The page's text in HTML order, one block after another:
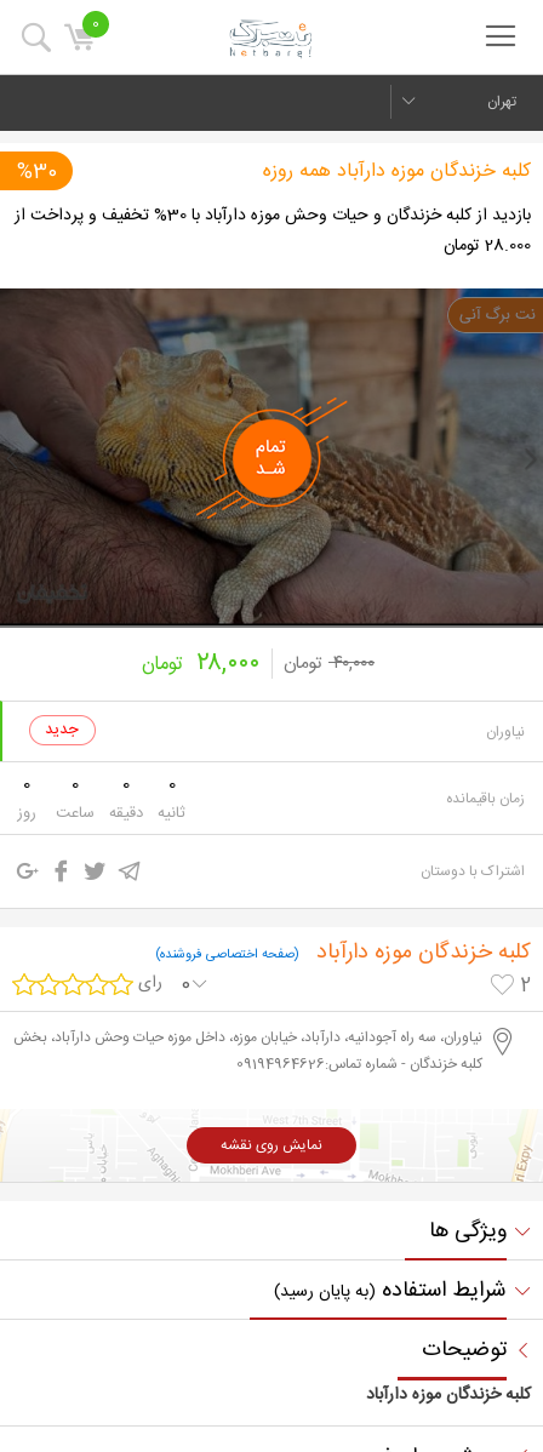
0
تهران
Next
%30 کلبه خزندگان موزه دارآباد همه روزه
بازدید از کلبه خزندگان و حیات وحش موزه دارآباد با 30% تخفیف و پرداخت از
28.000 تومان
۴۰,۰۰۰ تومان ۲۸,۰۰۰ تومان
نیاوران
زمان باقیمانده 0
روز
0
ساعت
0
دقیقه
0
ثانیه
اشتراک با دوستان
کلبه خزندگان موزه دارآباد (صفحه اختصاصی فروشنده)
2 رای 0
نیاوران، سه راه آجودانیه، دارآباد، خیابان موزه، داخل موزه حیات وحش دارآباد، بخش
کلبه خزندگان - شماره تماس:09194964626
نمایش روی نقشه
ویژگی ها
شرایط استفاده (به پایان رسید)
توضیحات
کلبه خزندگان موزه دارآباد